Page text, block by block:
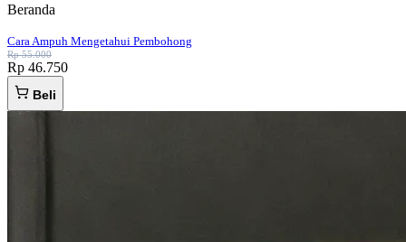
Beranda
Cara Ampuh Mengetahui Pembohong
Rp 55.000
Rp 46.750
Beli